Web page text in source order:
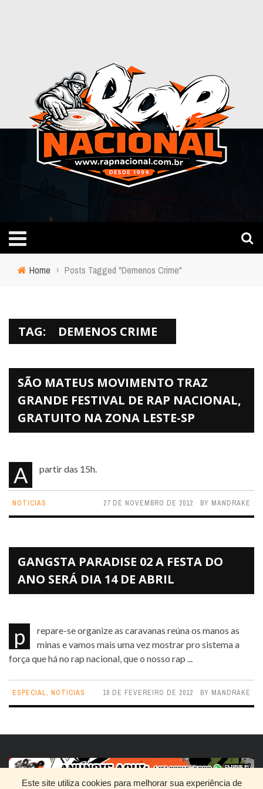
Este site utiliza cookies para melhorar sua experiência de
Home › Posts Tagged "Demenos Crime"
TAG: DEMENOS CRIME
SÃO MATEUS MOVIMENTO TRAZ
GRANDE FESTIVAL DE RAP NACIONAL,
GRATUITO NA ZONA LESTE-SP
A partir das 15h.
NOTICIAS 27 DE NOVEMBRO DE 2012 BY MANDRAKE
GANGSTA PARADISE 02 A FESTA DO
ANO SERÁ DIA 14 DE ABRIL
prepare-se organize as caravanas reúna os manos as
minas e vamos mais uma vez mostrar pro sistema a
força que há no rap nacional, que o nosso rap ...
ESPECIAL, NOTICIAS 18 DE FEVEREIRO DE 2012 BY MANDRAKE